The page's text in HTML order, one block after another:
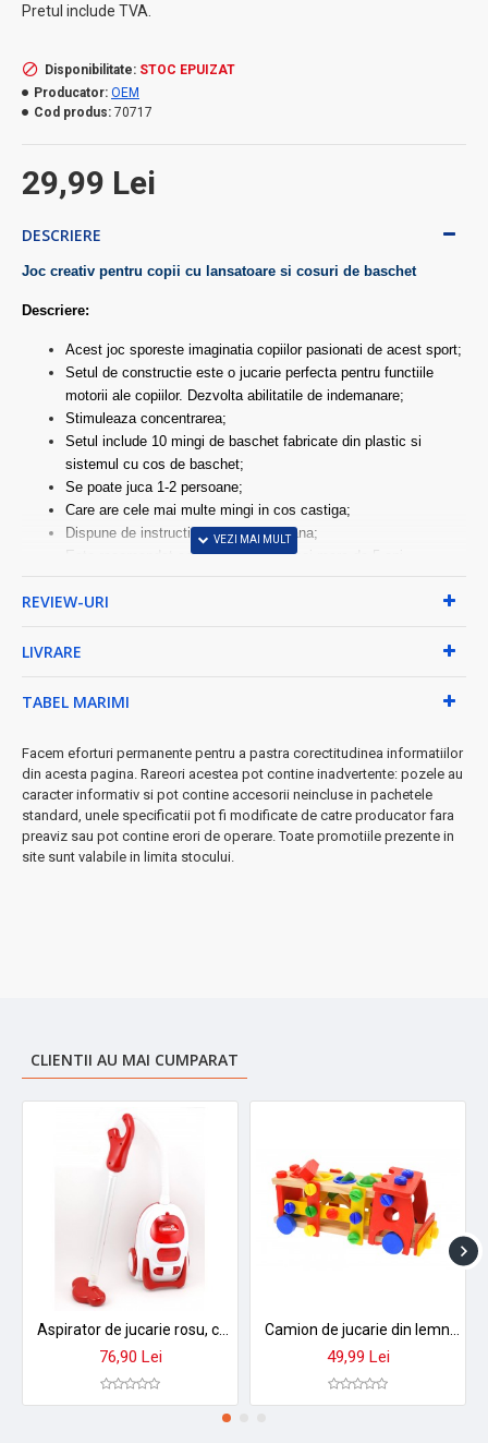
Pretul include TVA.
29,99 Lei
Disponibilitate: STOC EPUIZAT
Producator: OEM
Cod produs: 70717
DESCRIERE
Joc creativ pentru copii cu lansatoare si cosuri de baschet
Descriere:
Acest joc sporeste imaginatia copiilor pasionati de acest sport;
Setul de constructie este o jucarie perfecta pentru functiile
motorii ale copiilor. Dezvolta abilitatile de indemanare;
Stimuleaza concentrarea;
Setul include 10 mingi de baschet fabricate din plastic si
sistemul cu cos de baschet;
Se poate juca 1-2 persoane;
Care are cele mai multe mingi in cos castiga;
Dispune de instructiuni in limba romana;
Este recomandat copiilor cu varsta mai mare de 5 ani.
REVIEW-URI
LIVRARE
TABEL MARIMI
Facem eforturi permanente pentru a pastra corectitudinea informatiilor
din acesta pagina. Rareori acestea pot contine inadvertente: pozele au
caracter informativ si pot contine accesorii neincluse in pachetele
standard, unele specificatii pot fi modificate de catre producator fara
preaviz sau pot contine erori de operare. Toate promotiile prezente in
site sunt valabile in limita stocului.
CLIENTII AU MAI CUMPARAT
76,90 Lei 49,99 Lei